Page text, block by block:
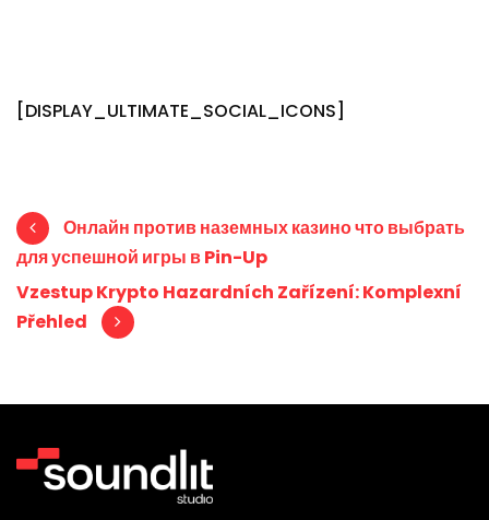
[DISPLAY_ULTIMATE_SOCIAL_ICONS]
Post navigation
Онлайн против наземных казино что выбрать
для успешной игры в Pin-Up
Vzestup Krypto Hazardních Zařízení: Komplexní
Přehled